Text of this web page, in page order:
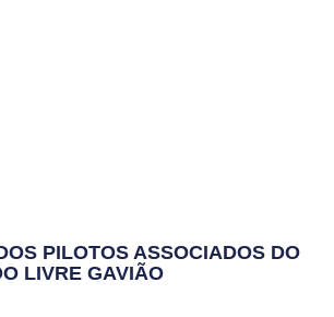
PILOTOS ASSOCIADOS DO
LIVRE GAVIÃO